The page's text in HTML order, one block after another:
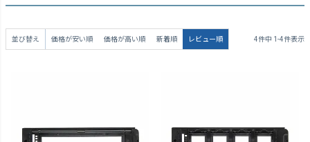
並び替え 価格が安い順 価格が高い順 新着順 レビュー順 4件中 1 -4件表示